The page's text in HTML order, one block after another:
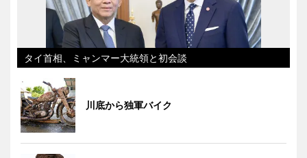
タイ首相、ミャンマー大統領と初会談
川底から独軍バイク